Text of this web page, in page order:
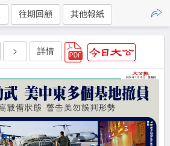
往期回顧 其他報紙
詳情